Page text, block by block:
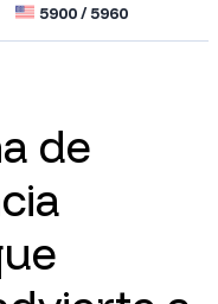
5900/5960
de